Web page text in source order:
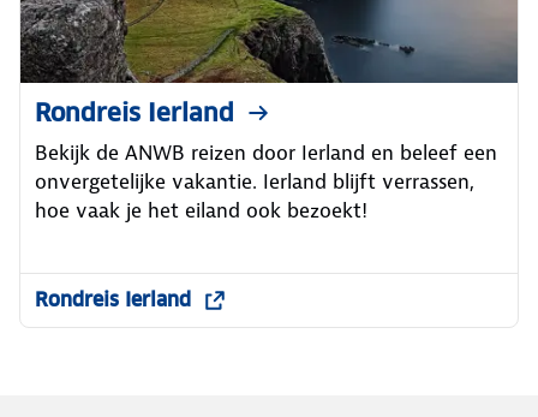
Rondreis Ierland
Bekijk de ANWB reizen door Ierland en beleef een
onvergetelijke vakantie. Ierland blijft verrassen,
hoe vaak je het eiland ook bezoekt!
Rondreis Ierland